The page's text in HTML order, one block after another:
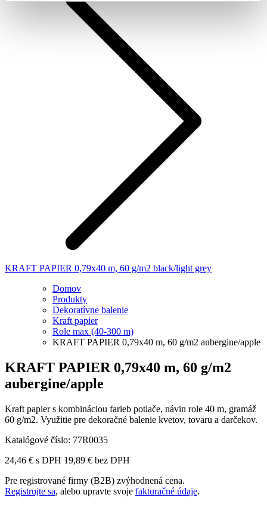
KRAFT PAPIER 0,79x40 m, 60 g/m2 black/light grey
Domov
Produkty
Dekoratívne balenie
Kraft papier
Role max (40-300 m)
KRAFT PAPIER 0,79x40 m, 60 g/m2 aubergine/apple
KRAFT PAPIER 0,79x40 m, 60 g/m2
aubergine/apple
Kraft papier s kombináciou farieb potlače, návin role 40 m, gramáž
60 g/m2. Využitie pre dekoračné balenie kvetov, tovaru a darčekov.
Katalógové číslo: 77R0035
24,46 € s DPH 19,89 € bez DPH
Pre registrované firmy (B2B) zvýhodnená cena.
Registrujte sa, alebo upravte svoje fakturačné údaje.